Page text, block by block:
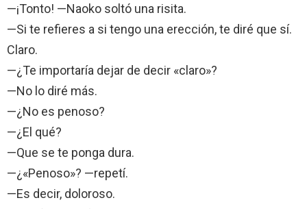
—¡Tonto! —Naoko soltó una risita.
—Si te refieres a si tengo una erección, te diré que sí.
Claro.
—¿Te importaría dejar de decir «claro»?
—No lo diré más.
—¿No es penoso?
—¿El qué?
—Que se te ponga dura.
—¿«Penoso»? —repetí.
—Es decir, doloroso.